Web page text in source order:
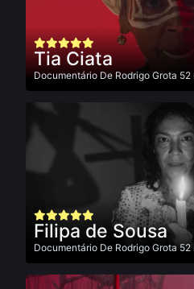
Tia Ciata
Documentário De Rodrigo Grota 52
Filipa de Sousa
Documentário De Rodrigo Grota52